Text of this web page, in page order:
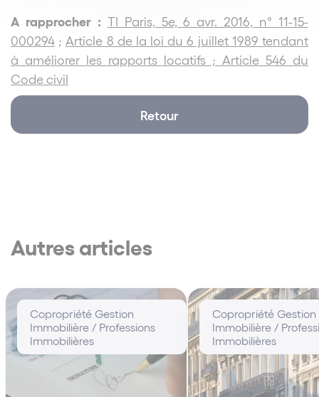
A rapprocher : TI Paris, 5e, 6 avr. 2016, n° 11-15-
000294 ; Article 8 de la loi du 6 juillet 1989 tendant
à améliorer les rapports locatifs ; Article 546 du
Code civil
Retour
Autres articles
Copropriété Gestion
Immobilière / Professions
Immobilières
Copropriété Gestion
Immobilière /
Immobilières